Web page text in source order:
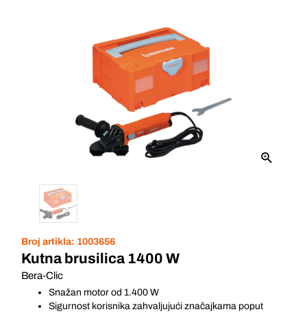
Broj artikla: 1003656
Kutna brusilica 1400 W
Bera-Clic
Snažan motor od 1.400 W
Sigurnost korisnika zahvaljujući značajkama poput